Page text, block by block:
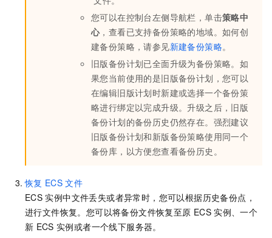
您可以在控制台左侧导航栏，单击策略中
心，查看已支持备份策略的地域。如何创
建备份策略，请参见新建备份策略。
旧版备份计划已全面升级为备份策略。如
果您当前使用的是旧版备份计划，您可以
在编辑旧版计划时新建或选择一个备份策
略进行绑定以完成升级。升级之后，旧版
备份计划的备份历史仍然存在。强烈建议
旧版备份计划和新版备份策略使用同一个
备份库，以方便您查看备份历史。
恢复 ECS 文件
ECS 实例中文件丢失或者异常时，您可以根据历史备份点，
进行文件恢复。您可以将备份文件恢复至原 ECS 实例、一个
新 ECS 实例或者一个线下服务器。